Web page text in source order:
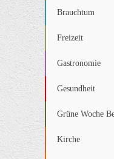
Brauchtum
Freizeit
Gastronomie
Gesundheit
Grüne Woche
Kirche